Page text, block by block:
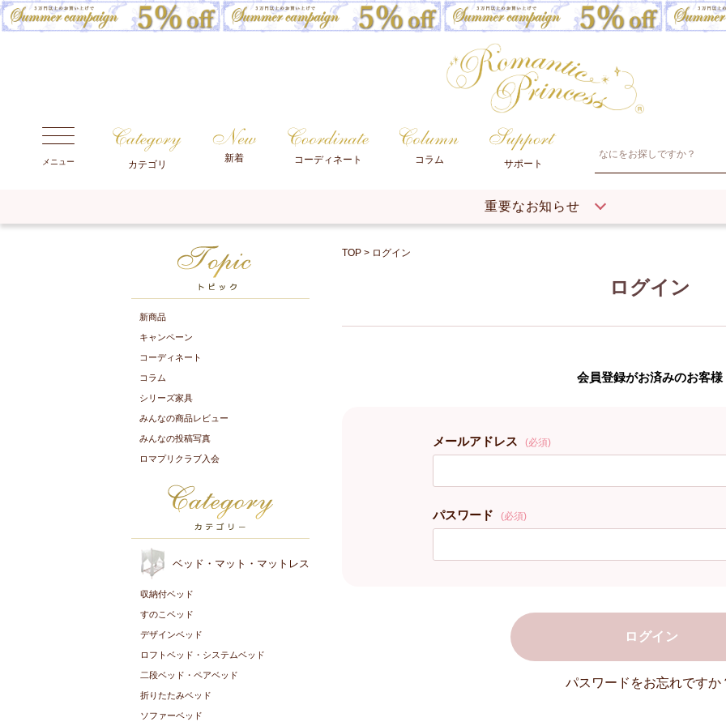
メニュー カテゴリ
新着 コーディネート コラム サポート
重要なお知らせ
新商品
キャンペーン
コーディネート
コラム
シリーズ家具
みんなの商品レビュー
みんなの投稿写真
ロマプリクラブ入会
ベッド・マット・マットレス
収納付ベッド
すのこベッド
デザインベッド
ロフトベッド・システムベッド
二段ベッド・ペアベッド
折りたたみベッド
ソファーベッド
TOP ログイン
ログイン
会員登録がお済みのお客様
メールアドレス (必須)
パスワード (必須)
ログイン
パスワードをお忘れですか